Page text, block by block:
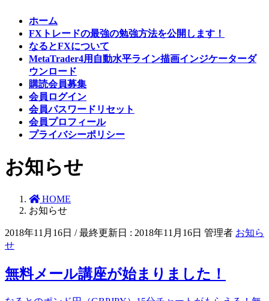
ホーム
FXトレードの最強の勉強方法を公開します！
なるとFXについて
MetaTrader4用自動水平ライン描画インジケーターダ
ウンロード
購読会員募集
会員ログイン
会員パスワードリセット
会員プロフィール
プライバシーポリシー
お知らせ
HOME
お知らせ
2018年11月16日 / 最終更新日 : 2018年11月16日 管理者 お知ら
せ
無料メール講座が始まりました！